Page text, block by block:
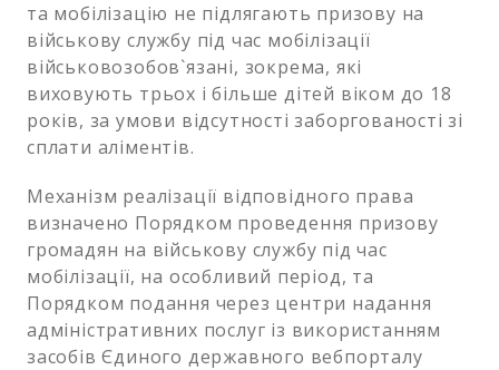
та мобілізацію не підлягають призову на
військову службу під час мобілізації
військовозобов`язані, зокрема, які
виховують трьох і більше дітей віком до 18
років, за умови відсутності заборгованості зі
сплати аліментів.
Механізм реалізації відповідного права
визначено Порядком проведення призову
громадян на військову службу під час
мобілізації, на особливий період, та
Порядком подання через центри надання
адміністративних послуг із використанням
засобів Єдиного державного вебпорталу